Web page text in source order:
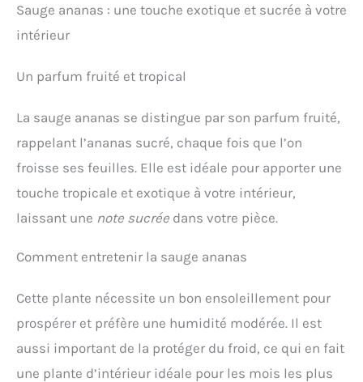
Sauge ananas : une touche exotique et sucrée à votre
intérieur
Un parfum fruité et tropical
La sauge ananas se distingue par son parfum fruité,
rappelant l’ananas sucré, chaque fois que l’on
froisse ses feuilles. Elle est idéale pour apporter une
touche tropicale et exotique à votre intérieur,
laissant une note sucrée dans votre pièce.
Comment entretenir la sauge ananas
Cette plante nécessite un bon ensoleillement pour
prospérer et préfère une humidité modérée. Il est
aussi important de la protéger du froid, ce qui en fait
une plante d’intérieur idéale pour les mois les plus